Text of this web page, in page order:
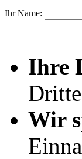
Ihr Name:
Ihre
Wir